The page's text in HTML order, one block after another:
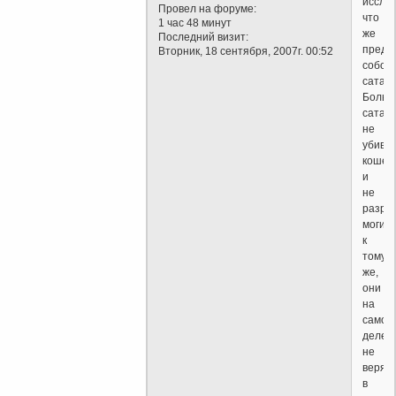
Провел на форуме:
1 час 48 минут
Последний визит:
Вторник, 18 сентября, 2007г. 00:52
что
же
собой
не
кошек
и
не
могил,
к
тому
же,
они
на
самом
деле
не
верят
в